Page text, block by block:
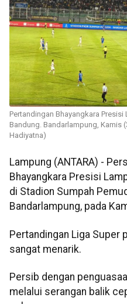
Pertandingan Bhayangkara Presisi
Bandung. Bandarlampung, Kamis
Hadiyatna)
Lampung (ANTARA) -
Bhayangkara Presisi
di Stadion Sumpah
Bandarlampung, pada
Pertandingan Liga Super
sangat menarik.
Persib dengan
melalui serangan balik